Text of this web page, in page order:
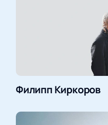
Филипп Киркоров